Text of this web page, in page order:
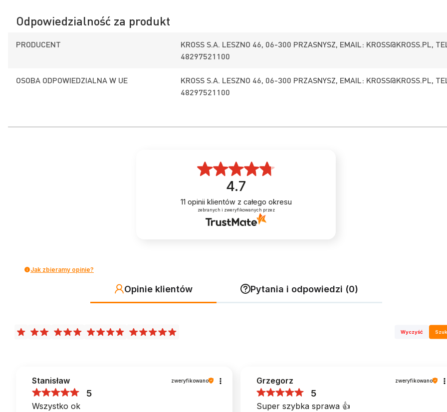
Odpowiedzialność za produkt
PRODUCENT KROSS S.A. LESZNO 46, 06-300 PRZASNYSZ, EMAIL: KROSS@KROSS.PL,
48297521100
OSOBA ODPOWIEDZIALNA W UE KROSS S.A. LESZNO 46, 06-300 PRZASNYSZ, EMAIL: KROSS@KROSS.PL,
48297521100
4.7
11 opinii klientów z całego okresu
zebranych i zweryfikowanych przez
Jak zbieramy opinie?
Opinie klientów Pytania i odpowiedzi (0)
Wyczyść
Stanisław zweryfikowano
5
Wszystko ok
Grzegorz zweryfikowano
5
Super szybka sprawa 👍